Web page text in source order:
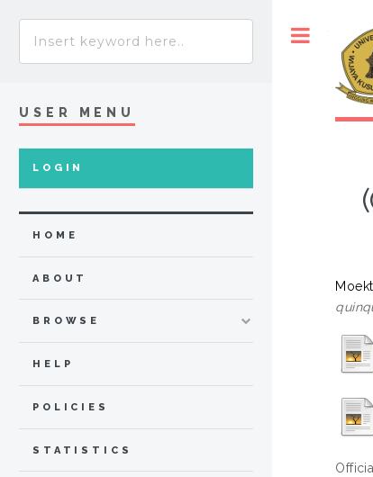
USER MENU
LOGIN
HOME
ABOUT
BROWSE
HELP
POLICIES
STATISTICS
Toggle